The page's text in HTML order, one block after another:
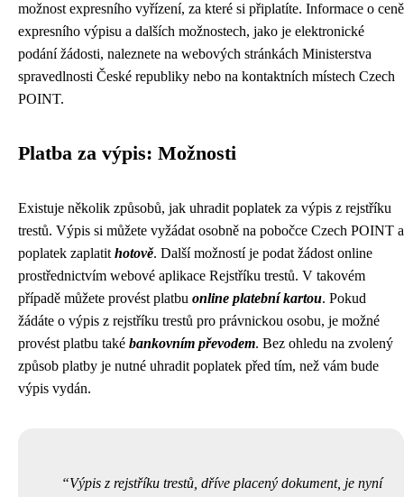
možnost expresního vyřízení, za které si připlatíte. Informace o ceně
expresního výpisu a dalších možnostech, jako je elektronické
podání žádosti, naleznete na webových stránkách Ministerstva
spravedlnosti České republiky nebo na kontaktních místech Czech
POINT.
Platba za výpis: Možnosti
Existuje několik způsobů, jak uhradit poplatek za výpis z rejstříku
trestů. Výpis si můžete vyžádat osobně na pobočce Czech POINT a
poplatek zaplatit hotově. Další možností je podat žádost online
prostřednictvím webové aplikace Rejstříku trestů. V takovém
případě můžete provést platbu online platební kartou. Pokud
žádáte o výpis z rejstříku trestů pro právnickou osobu, je možné
provést platbu také bankovním převodem. Bez ohledu na zvolený
způsob platby je nutné uhradit poplatek před tím, než vám bude
výpis vydán.
Výpis z rejstříku trestů, dříve placený dokument, je nyní